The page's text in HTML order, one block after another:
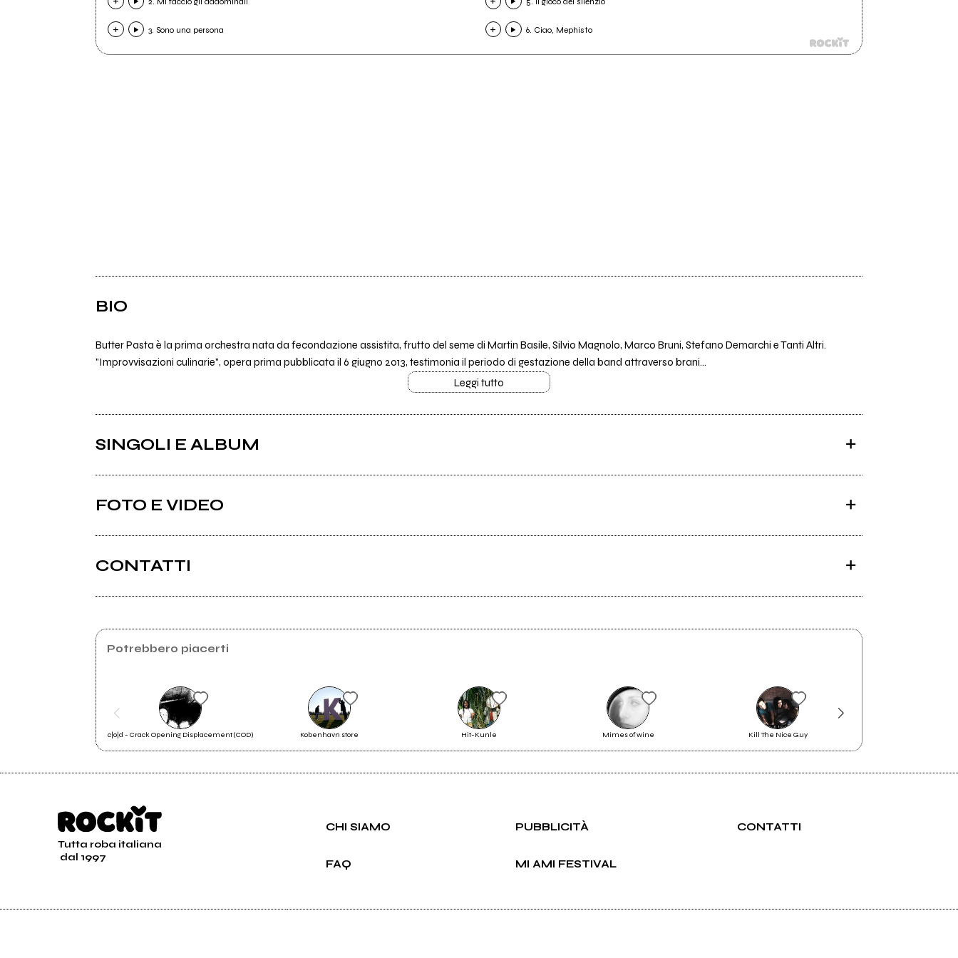
3. Sono una persona 6. Ciao, Mephisto
BIO
Butter Pasta è la prima orchestra nata da fecondazione assistita, frutto del seme di Martin Basile, Silvio Magnolo, Marco Bruni, Stefano Demarchi e Tanti Altri.
"Improvvisazioni culinarie", opera prima pubblicata il 6 giugno 2013, testimonia il periodo di gestazione della band attraverso brani...
Leggi tutto
SINGOLI E ALBUM
2013
Improvvisazioni culinarie
FOTO E VIDEO
Ciao, Mephisto
CONTATTI
Facebook
Scrivi all'utente che amministra la pagina.
Potrebbero piacerti
c|o|d - Crack Opening Displacement (COD) Kobenhavn store Hit-Kunle Mimes of wine Kill The Nice Guy
Tutta roba italiana
dal 1997
CHI SIAMO PUBBLICITÀ CONTATTI
FAQ MI AMI FESTIVAL